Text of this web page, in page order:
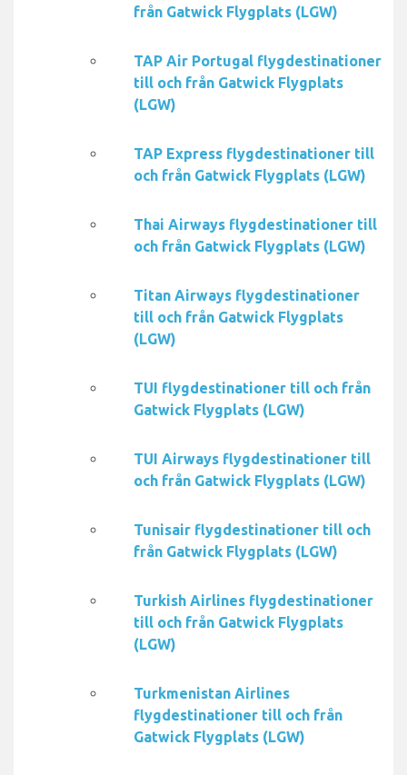
från Gatwick Flygplats (LGW)
TAP Air Portugal flygdestinationer
till och från Gatwick Flygplats
(LGW)
TAP Express flygdestinationer till
och från Gatwick Flygplats (LGW)
Thai Airways flygdestinationer till
och från Gatwick Flygplats (LGW)
Titan Airways flygdestinationer
till och från Gatwick Flygplats
(LGW)
TUI flygdestinationer till och från
Gatwick Flygplats (LGW)
TUI Airways flygdestinationer till
och från Gatwick Flygplats (LGW)
Tunisair flygdestinationer till och
från Gatwick Flygplats (LGW)
Turkish Airlines flygdestinationer
till och från Gatwick Flygplats
(LGW)
Turkmenistan Airlines
flygdestinationer till och från
Gatwick Flygplats (LGW)